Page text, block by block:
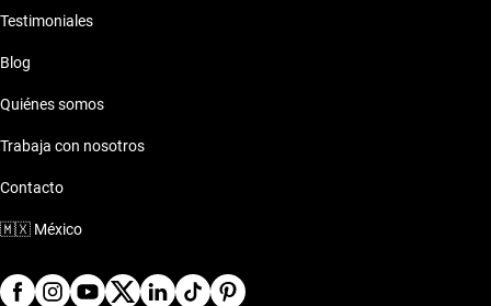
Testimoniales
Blog
Quiénes somos
Trabaja con nosotros
Contacto
🇲🇽 México